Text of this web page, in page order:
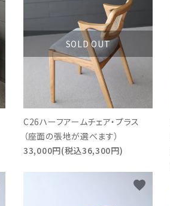
SOLD OUT
C26ハーフアームチェア・プラス
（座面の張地が選べます）
33,000円(税込36,300円)
favorite